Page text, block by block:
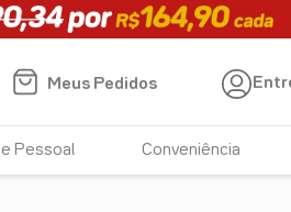
Meus Pedidos
Pessoal Conveniência